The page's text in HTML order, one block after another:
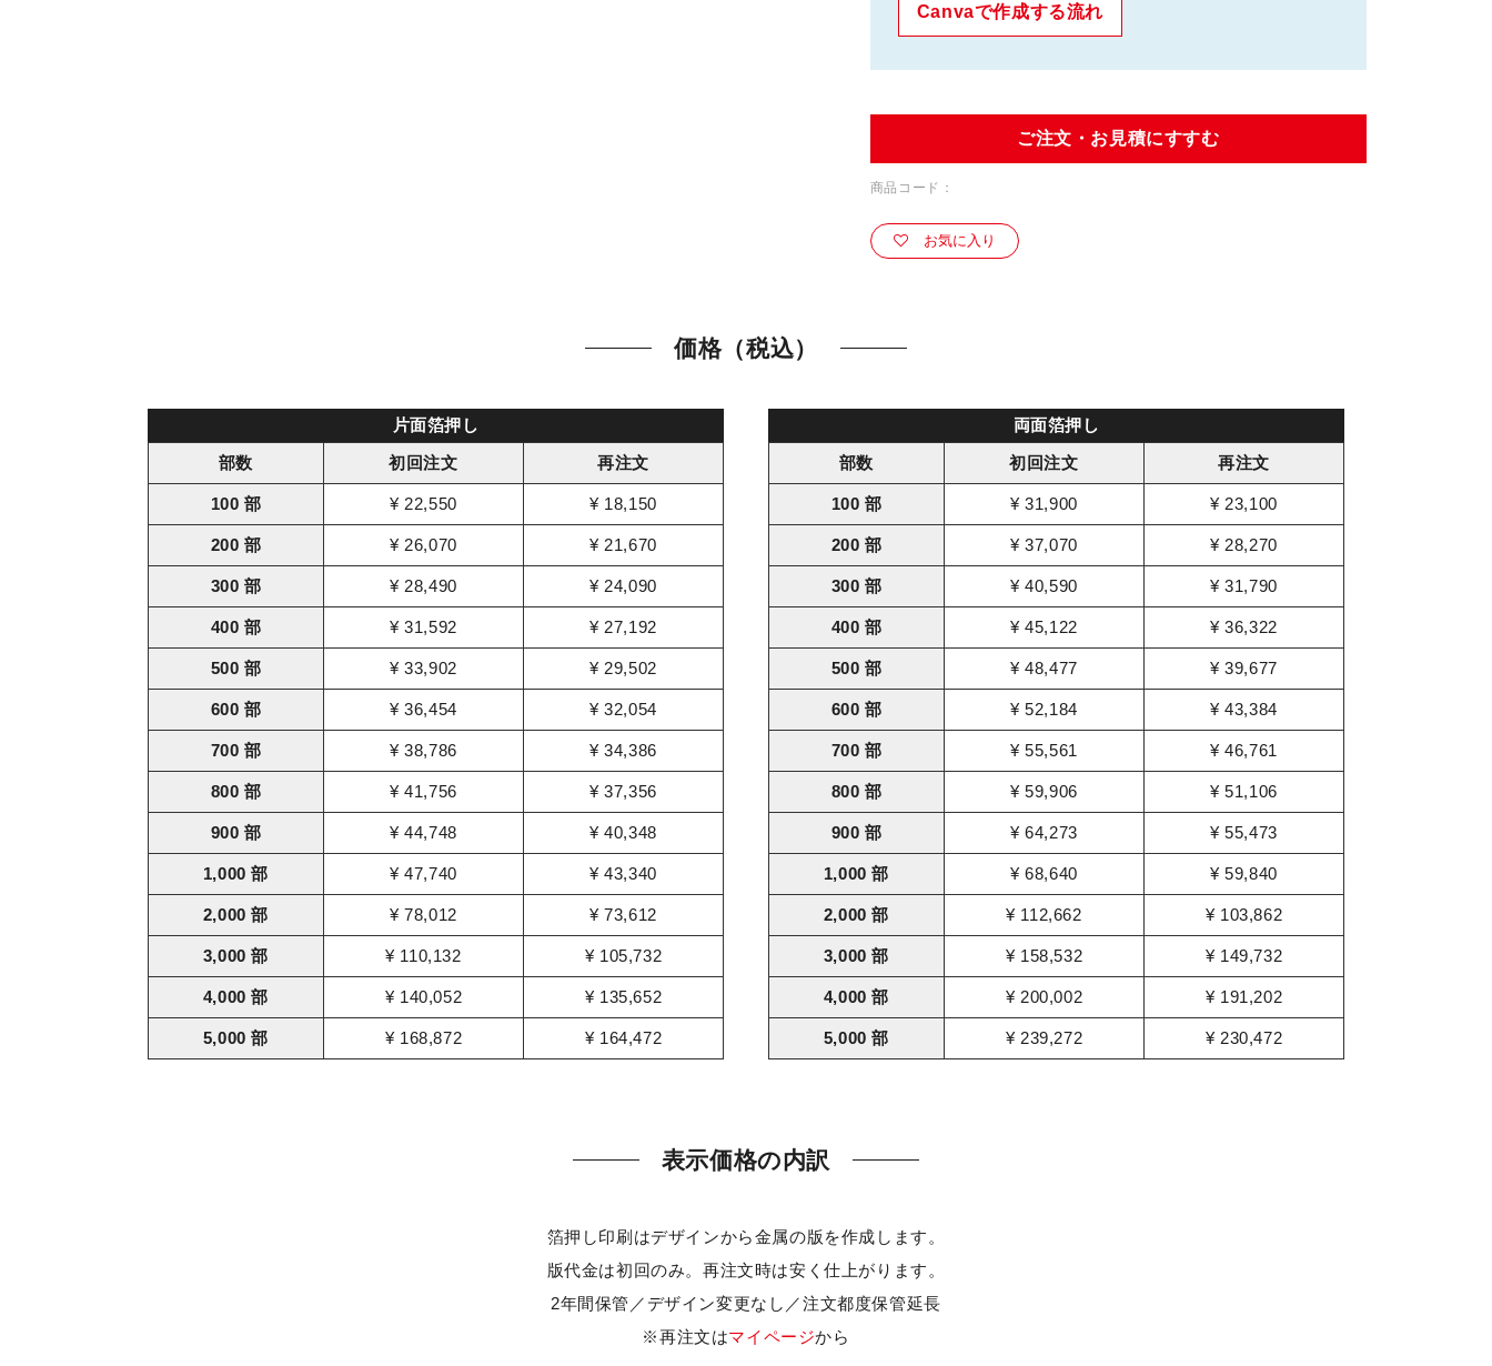
Canvaで作成する流れ
ご注文・お見積にすすむ
商品コード：
お気に入り
価格（税込）
片面箔押し
部数
初回注文 再注文
100 部 ¥ 22,550 ¥ 18,150
200 部 ¥ 26,070 ¥ 21,670
300 部 ¥ 28,490 ¥ 24,090
400 部 ¥ 31,592 ¥ 27,192
500 部 ¥ 33,902 ¥ 29,502
600 部 ¥ 36,454 ¥ 32,054
700 部 ¥ 38,786 ¥ 34,386
800 部 ¥ 41,756 ¥ 37,356
900 部 ¥ 44,748 ¥ 40,348
1,000 部 ¥ 47,740 ¥ 43,340
2,000 部 ¥ 78,012 ¥ 73,612
3,000 部 ¥ 110,132 ¥ 105,732
4,000 部 ¥ 140,052 ¥ 135,652
5,000 部 ¥ 168,872 ¥ 164,472
両面箔押し
部数
初回注文 再注文
100 部 ¥ 31,900 ¥ 23,100
200 部 ¥ 37,070 ¥ 28,270
300 部 ¥ 40,590 ¥ 31,790
400 部 ¥ 45,122 ¥ 36,322
500 部 ¥ 48,477 ¥ 39,677
600 部 ¥ 52,184 ¥ 43,384
700 部 ¥ 55,561 ¥ 46,761
800 部 ¥ 59,906 ¥ 51,106
900 部 ¥ 64,273 ¥ 55,473
1,000 部 ¥ 68,640 ¥ 59,840
2,000 部 ¥ 112,662 ¥ 103,862
3,000 部 ¥ 158,532 ¥ 149,732
4,000 部 ¥ 200,002 ¥ 191,202
5,000 部 ¥ 239,272 ¥ 230,472
表示価格の内訳
箔押し印刷はデザインから金属の版を作成します。
版代金は初回のみ。再注文時は安く仕上がります。
2年間保管／デザイン変更なし／注文都度保管延長
※再注文はマイページから